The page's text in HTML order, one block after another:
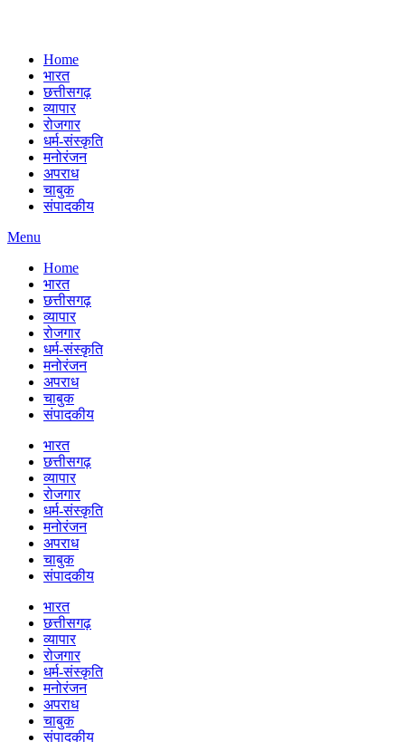
Home
भारत
छत्तीसगढ़
व्यापार
रोजगार
धर्म-संस्कृति
मनोरंजन
अपराध
चाबुक
संपादकीय
Menu
Home
भारत
छत्तीसगढ़
व्यापार
रोजगार
धर्म-संस्कृति
मनोरंजन
अपराध
चाबुक
संपादकीय
भारत
छत्तीसगढ़
व्यापार
रोजगार
धर्म-संस्कृति
मनोरंजन
अपराध
चाबुक
संपादकीय
भारत
छत्तीसगढ़
व्यापार
रोजगार
धर्म-संस्कृति
मनोरंजन
अपराध
चाबुक
संपादकीय